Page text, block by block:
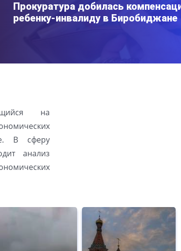
Прокуратура добилась
ребенку-инвалиду в Биробиджане
на
В сферу
анализ